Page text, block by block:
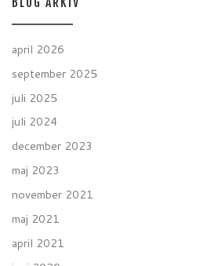
april 2026
september 2025
juli 2025
juli 2024
december 2023
maj 2023
november 2021
maj 2021
april 2021